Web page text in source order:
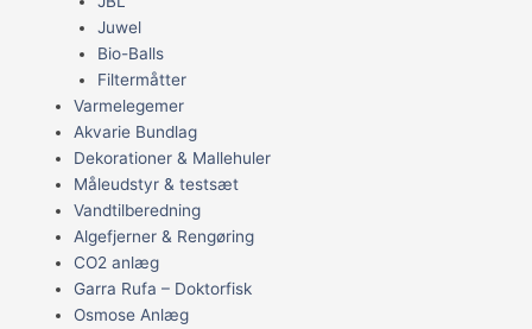
Juwel
Bio-Balls
Filtermåtter
Varmelegemer
Akvarie Bundlag
Dekorationer & Mallehuler
Måleudstyr & testsæt
Vandtilberedning
Algefjerner & Rengøring
CO2 anlæg
Garra Rufa – Doktorfisk
Osmose Anlæg